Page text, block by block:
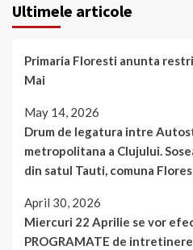
Ultimele articole
Primaria Floresti anunta
Mai
May 14, 2026
Drum de legatura intre
metropolitana a Clujului.
din satul Tauti, comuna
April 30, 2026
Miercuri 22 Aprilie se vor
PROGRAMATE de